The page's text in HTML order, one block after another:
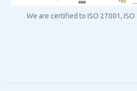
We are certified to ISO 27001, ISO